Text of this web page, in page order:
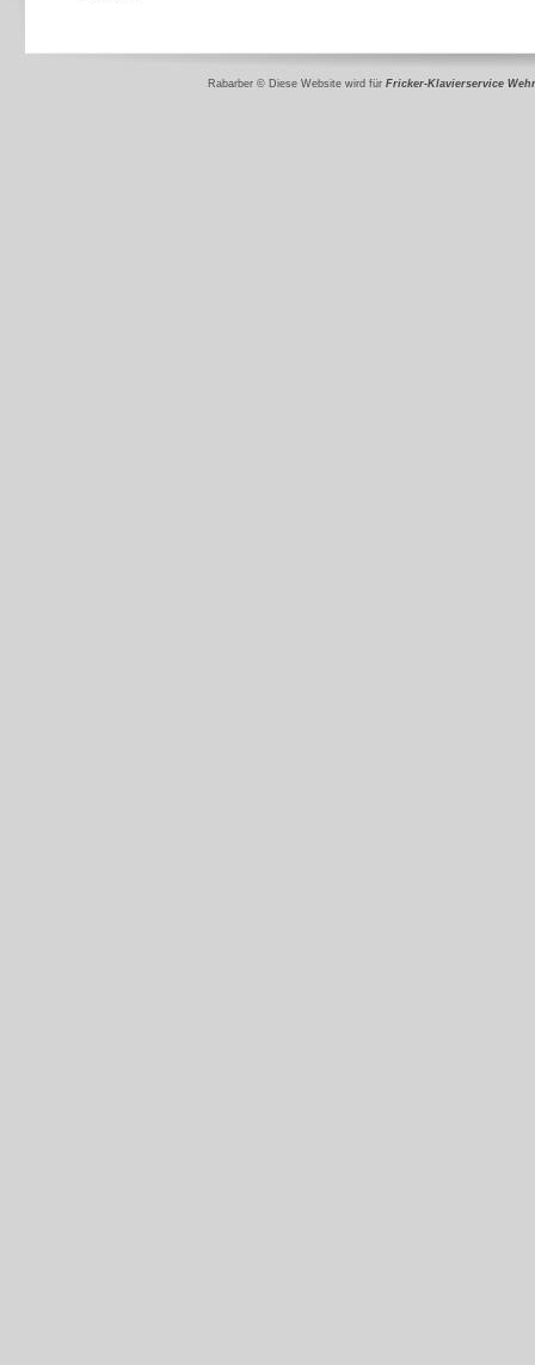
Rabarber © Diese Website wird für Fricker-Klavierservice Wehr